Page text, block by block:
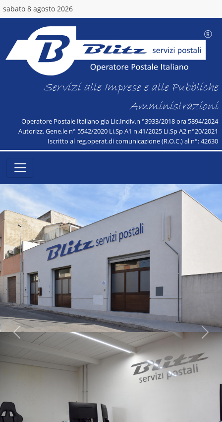
sabato 8 agosto 2026
Servizi alle Imprese e alle Pubbliche
Amministrazioni
Operatore Postale Italiano gia Lic.Indiv.n °3933/2018 ora 5894/2024
Autorizz. Gene.le n° 5542/2020 Li.Sp A1 n.41/2025 Li.Sp A2 n°20/2021
Iscritto al reg.operat.di comunicazione (R.O.C.) al n°: 42630
Previous Next